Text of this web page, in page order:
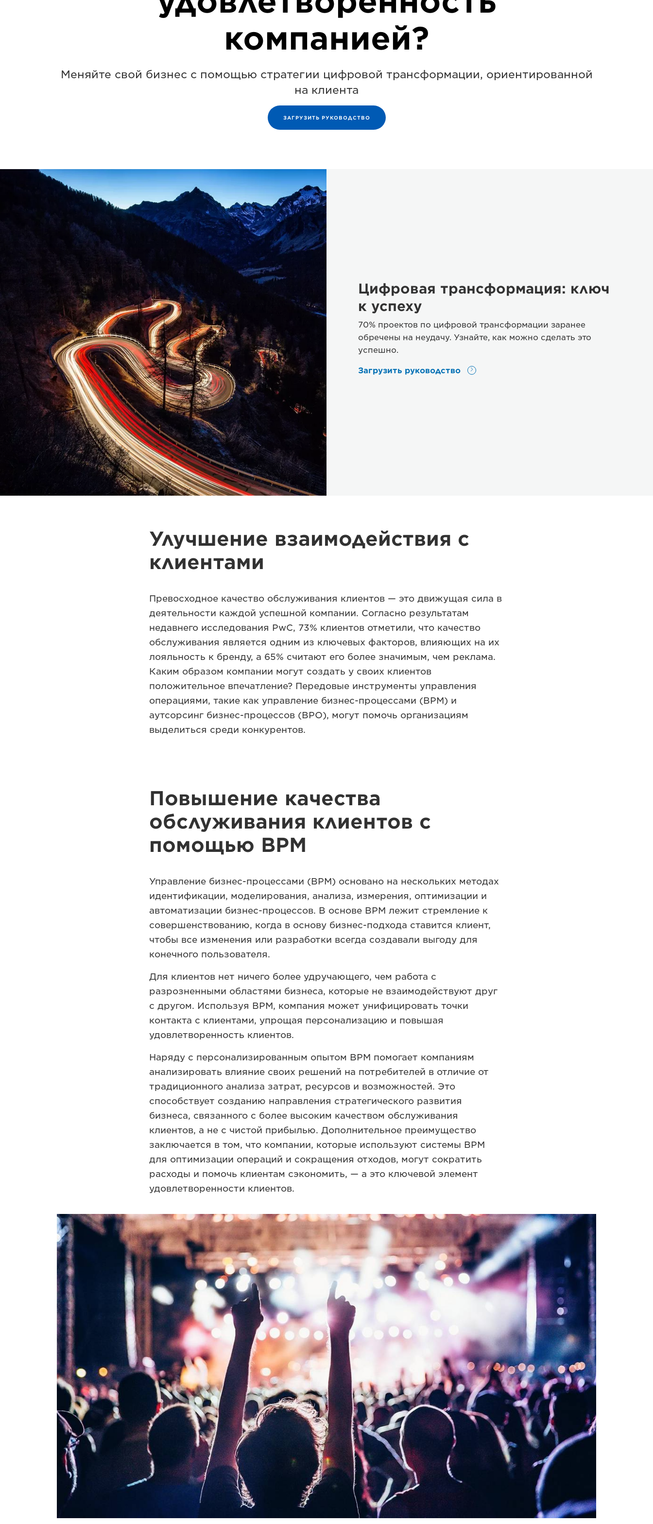
компанией?
Меняйте свой бизнес с помощью стратегии цифровой трансформации, ориентированной
на клиента
ЗАГРУЗИТЬ РУКОВОДСТВО
Цифровая трансформация: ключ
к успеху
70% проектов по цифровой трансформации заранее
обречены на неудачу. Узнайте, как можно сделать это
успешно.
Загрузить руководство
Улучшение взаимодействия с
клиентами
Превосходное качество обслуживания клиентов — это движущая сила в
деятельности каждой успешной компании. Согласно результатам
недавнего исследования PwC, 73% клиентов отметили, что качество
обслуживания является одним из ключевых факторов, влияющих на их
лояльность к бренду, а 65% считают его более значимым, чем реклама.
Каким образом компании могут создать у своих клиентов
положительное впечатление? Передовые инструменты управления
операциями, такие как управление бизнес-процессами (BPM) и
аутсорсинг бизнес-процессов (BPO), могут помочь организациям
выделиться среди конкурентов.
Повышение качества
обслуживания клиентов с
помощью BPM
Управление бизнес-процессами (BPM) основано на нескольких методах
идентификации, моделирования, анализа, измерения, оптимизации и
автоматизации бизнес-процессов. В основе BPM лежит стремление к
совершенствованию, когда в основу бизнес-подхода ставится клиент,
чтобы все изменения или разработки всегда создавали выгоду для
конечного пользователя.
Для клиентов нет ничего более удручающего, чем работа с
разрозненными областями бизнеса, которые не взаимодействуют друг
с другом. Используя BPM, компания может унифицировать точки
контакта с клиентами, упрощая персонализацию и повышая
удовлетворенность клиентов.
Наряду с персонализированным опытом BPM помогает компаниям
анализировать влияние своих решений на потребителей в отличие от
традиционного анализа затрат, ресурсов и возможностей. Это
способствует созданию направления стратегического развития
бизнеса, связанного с более высоким качеством обслуживания
клиентов, а не с чистой прибылью. Дополнительное преимущество
заключается в том, что компании, которые используют системы BPM
для оптимизации операций и сокращения отходов, могут сократить
расходы и помочь клиентам сэкономить, — а это ключевой элемент
удовлетворенности клиентов.